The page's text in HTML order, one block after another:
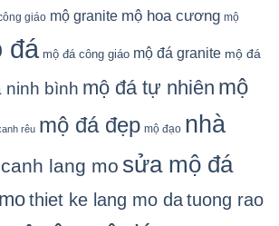
giáo mộ granite mộ hoa cương mộ
đá mộ đá công giáo mộ đá granite mộ đá
ninh bình mộ đá tự nhiên mộ
rêu mộ đá đẹp mộ đạo nhà
lang mo sửa mộ đá
thiet ke lang mo datuong rao